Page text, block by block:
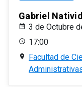
Gabriel
3 de Octubre
17:00
Facultad de